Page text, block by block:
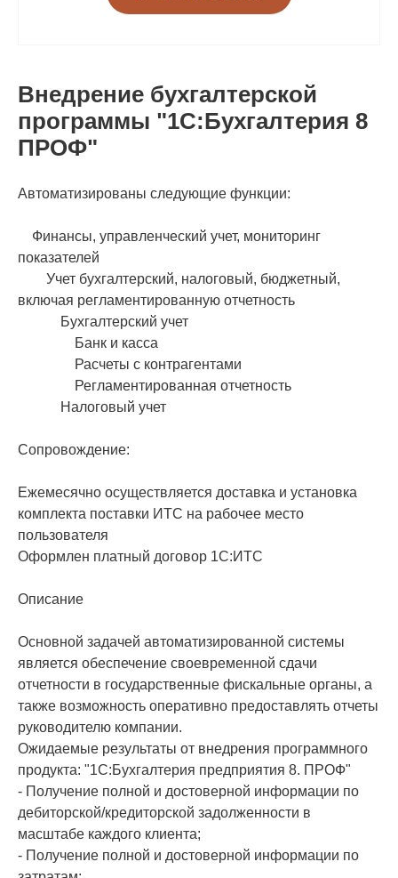
Внедрение бухгалтерской
программы "1С:Бухгалтерия 8
ПРОФ"
Автоматизированы следующие функции:
Финансы, управленческий учет, мониторинг
показателей
Учет бухгалтерский, налоговый, бюджетный,
включая регламентированную отчетность
Бухгалтерский учет
Банк и касса
Расчеты с контрагентами
Регламентированная отчетность
Налоговый учет
Сопровождение:
Ежемесячно осуществляется доставка и установка
комплекта поставки ИТС на рабочее место
пользователя
Оформлен платный договор 1С:ИТС
Описание
Основной задачей автоматизированной системы
является обеспечение своевременной сдачи
отчетности в государственные фискальные органы, а
также возможность оперативно предоставлять отчеты
руководителю компании.
Ожидаемые результаты от внедрения программного
продукта: "1C:Бухгалтерия предприятия 8. ПРОФ"
- Получение полной и достоверной информации по
дебиторской/кредиторской задолженности в
масштабе каждого клиента;
- Получение полной и достоверной информации по